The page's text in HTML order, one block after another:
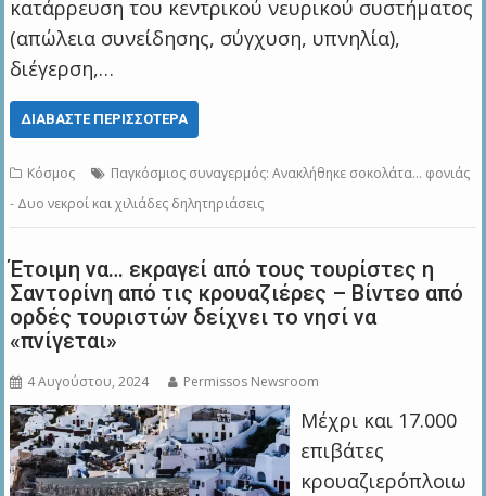
κατάρρευση του κεντρικού νευρικού συστήματος
(απώλεια συνείδησης, σύγχυση, υπνηλία),
διέγερση,…
ΔΙΑΒΆΣΤΕ ΠΕΡΙΣΣΌΤΕΡΑ
Κόσμος
Παγκόσμιος συναγερμός: Ανακλήθηκε σοκολάτα... φονιάς
- Δυο νεκροί και χιλιάδες δηλητηριάσεις
Έτοιμη να… εκραγεί από τους τουρίστες η
Σαντορίνη από τις κρουαζιέρες – Βίντεο από
ορδές τουριστών δείχνει το νησί να
«πνίγεται»
4 Αυγούστου, 2024 Permissos Newsroom
Μέχρι και 17.000
επιβάτες
κρουαζιερόπλοιω